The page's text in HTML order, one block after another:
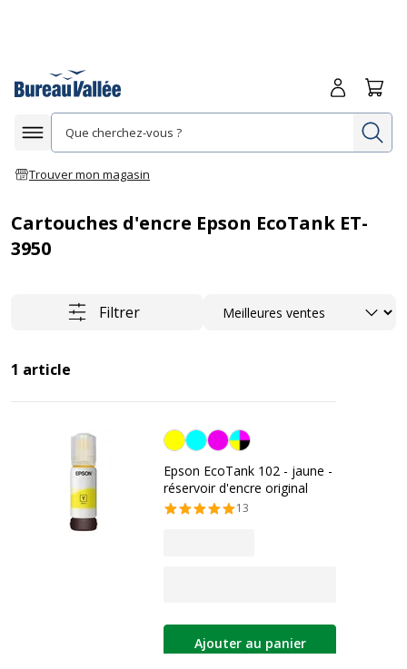
Afficher la navigation
Trouver mon magasin
Me
Cartouches d'encre Epson EcoTank ET-
3950
Filtrer Trier
1 article
Jaune
Epson EcoTank 102 - jaune -
réservoir d'encre original
13
Ajouter au panier